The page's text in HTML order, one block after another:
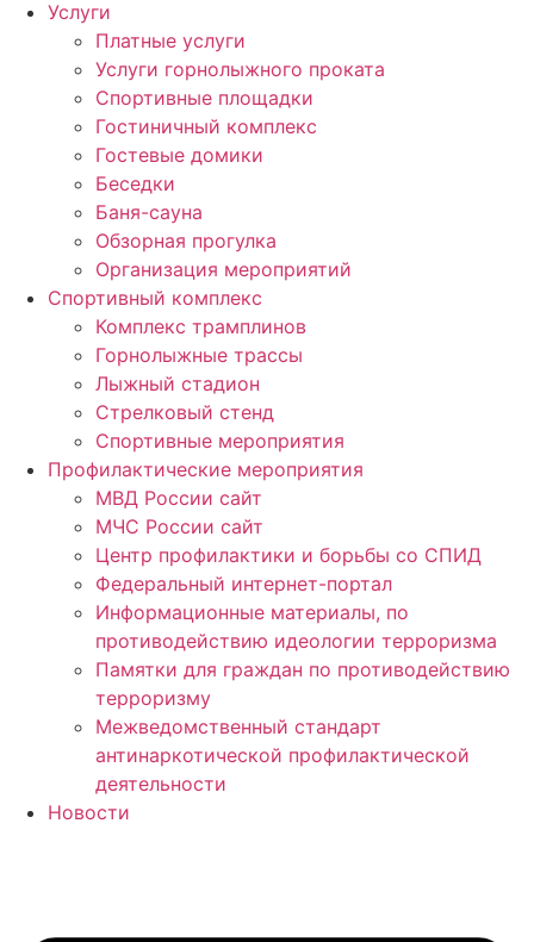
Услуги
Платные услуги
Услуги горнолыжного проката
Спортивные площадки
Гостиничный комплекс
Гостевые домики
Беседки
Баня-сауна
Обзорная прогулка
Организация мероприятий
Спортивный комплекс
Комплекс трамплинов
Горнолыжные трассы
Лыжный стадион
Стрелковый стенд
Спортивные мероприятия
Профилактические мероприятия
МВД России сайт
МЧС России сайт
Центр профилактики и борьбы со СПИД
Федеральный интернет-портал
Информационные материалы, по
противодействию идеологии терроризма
Памятки для граждан по противодействию
терроризму
Межведомственный стандарт
антинаркотической профилактической
деятельности
Новости